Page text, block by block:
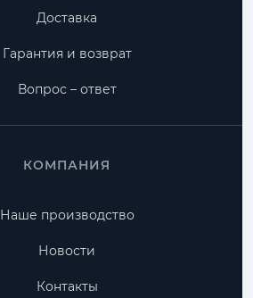
Доставка
Гарантия и возврат
Вопрос – ответ
КОМПАНИЯ
Наше производство
Новости
Контакты